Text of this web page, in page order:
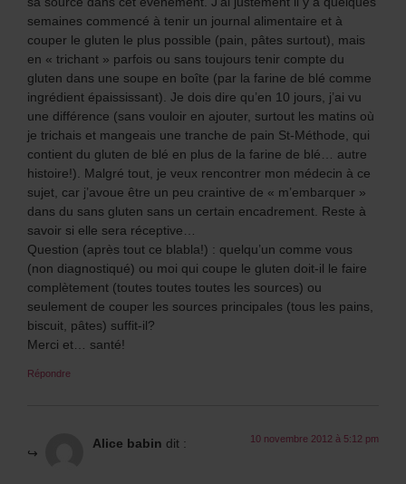
semaines commencé à tenir un journal alimentaire et à
couper le gluten le plus possible (pain, pâtes surtout), mais
en « trichant » parfois ou sans toujours tenir compte du
gluten dans une soupe en boîte (par la farine de blé comme
ingrédient épaississant). Je dois dire qu’en 10 jours, j’ai vu
une différence (sans vouloir en ajouter, surtout les matins où
je trichais et mangeais une tranche de pain St-Méthode, qui
contient du gluten de blé en plus de la farine de blé… autre
histoire!). Malgré tout, je veux rencontrer mon médecin à ce
sujet, car j’avoue être un peu craintive de « m’embarquer »
dans du sans gluten sans un certain encadrement. Reste à
savoir si elle sera réceptive…
Question (après tout ce blabla!) : quelqu’un comme vous
(non diagnostiqué) ou moi qui coupe le gluten doit-il le faire
complètement (toutes toutes toutes les sources) ou
seulement de couper les sources principales (tous les pains,
biscuit, pâtes) suffit-il?
Merci et… santé!
Répondre
Alice babin dit : 10 novembre 2012 à 5:12 pm